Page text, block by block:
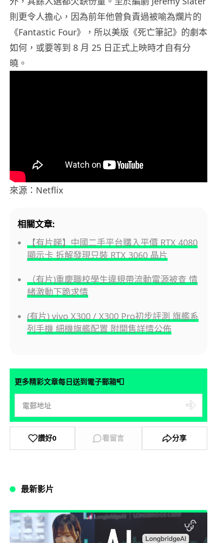
則更令人擔心，因為前年他曾負責過被喻為爛片的
《Fantastic Four》，所以美版《死亡筆記》的劇本
如何，或要等到 8 月 25 日正式上映時才自有分
曉。
來源：Netflix
相關文章:
【有片睇】中國二手平台購入平價 RTX 4080
顯示卡 拆解發現只裝 RTX 3060 晶片
（有片)重慶職校學生違規帶流動電源被查 情
緒激動下跪求情
(有片) vivo X300 / X300 Pro初步評測 旗艦系
列手機 細機旗艦配置 附開售詳情公佈
更多精彩文章每日送到電子郵箱📮
讚好0 看留言 分享
最新影片